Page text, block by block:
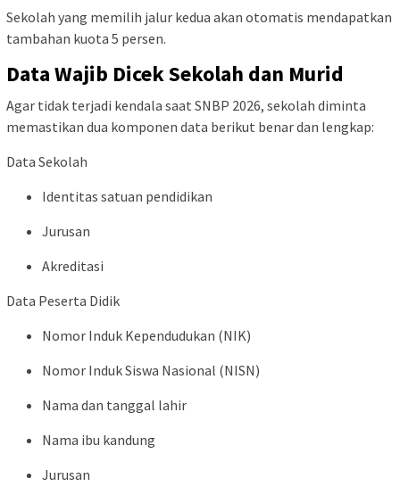
Sekolah yang memilih jalur kedua akan otomatis mendapatkan
tambahan kuota 5 persen.
Data Wajib Dicek Sekolah dan Murid
Agar tidak terjadi kendala saat SNBP 2026, sekolah diminta
memastikan dua komponen data berikut benar dan lengkap:
Data Sekolah
Identitas satuan pendidikan
Jurusan
Akreditasi
Data Peserta Didik
Nomor Induk Kependudukan (NIK)
Nomor Induk Siswa Nasional (NISN)
Nama dan tanggal lahir
Nama ibu kandung
Jurusan